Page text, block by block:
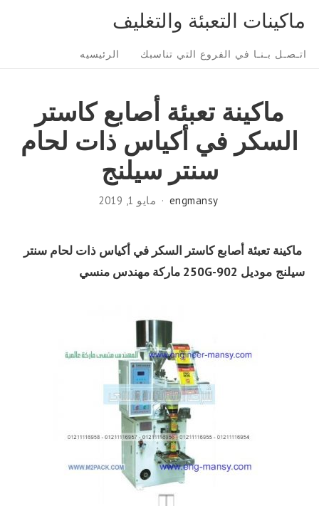
content
ماكينات التعبئة والتغليف
Site
Navigation
اتـصـل بـنـا في الفروع التي تناسبك الرئيسيه
ماكينة تعبئة أصابع كاستر
السكر في أكياس ذات لحام
سنتر سيلنج
engmansy مايو 1, 2019
ماكينة تعبئة أصابع كاستر السكر في أكياس ذات لحام سنتر
سيلنج موديل 902-250G ماركة مهندس منسي